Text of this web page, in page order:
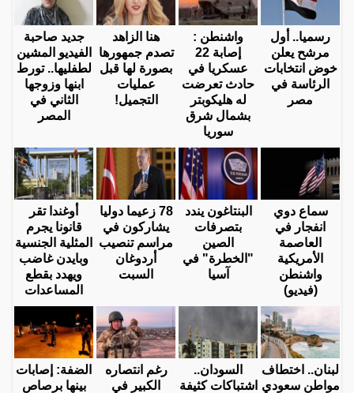
رسميا.. أول
مرشح يعلن
خوض انتخابات
الرئاسة في
مصر
واشنطن :
إصابة 22
عسكريا في
حادث تعرضت
له هليكوبتر
بشمال شرق
سوريا
هنا الزاهد
تصدم جمهورها
بصورة لها قبل
عمليات
التجميل!
جديد صاحبة
الفيديو المشين
لطفليها.. تورط
ابنها وزوجها
الثاني في
المصر
سماع دوي
انفجار في
العاصمة
الأمريكية
واشنطن
(فيديو)
البنتاغون يندد
بتصرفات
الصين
"الخطرة" في
آسيا
78 زعيما دوليا
يشاركون في
مراسم تنصيب
أردوغان
السبت
أوغندا تقر
قانونا يجرم
المثلية الجنسية
وبايدن غاضب
ويهدد بقطع
المساعدات
لبنان.. اختطاف
مواطن سعودي
السودان..
اشتباكات كثيفة
رغم انتصاره
الكبير في
الضفة: إصابات
بينها برصاص